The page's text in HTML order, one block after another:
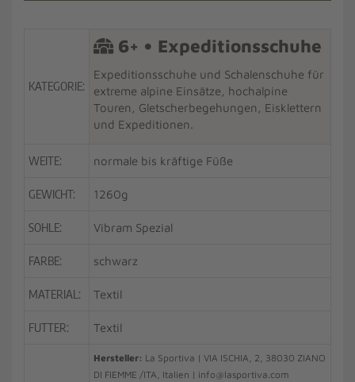
KATEGORIE:
6+ • Expeditionsschuhe
Expeditionsschuhe und Schalenschuhe für
extreme alpine Einsätze, hochalpine
Touren, Gletscherbegehungen, Eisklettern
und Expeditionen.
WEITE: normale bis kräftige Füße
GEWICHT: 1260g
SOHLE: Vibram Spezial
FARBE: schwarz
MATERIAL: Textil
FUTTER: Textil
Hersteller: La Sportiva | VIA ISCHIA, 2, 38030 ZIANO
DI FIEMME /ITA, Italien | info@lasportiva.com